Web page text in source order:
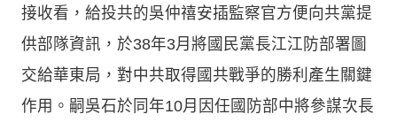
接收看，給投共的吳仲禧安插監察官方便向共黨提
供部隊資訊，於38年3月將國民黨長江江防部署圖
交給華東局，對中共取得國共戰爭的勝利產生關鍵
作用。嗣吳石於同年10月因任國防部中將參謀次長